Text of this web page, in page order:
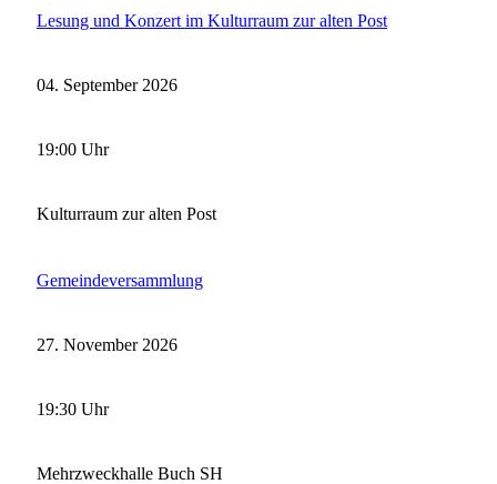
Lesung und Konzert im Kulturraum zur alten Post
04. September 2026
19:00 Uhr
Kulturraum zur alten Post
Gemeindeversammlung
27. November 2026
19:30 Uhr
Mehrzweckhalle Buch SH